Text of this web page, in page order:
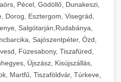
Pécel, Gödöllő, Dunakeszi,
Dorog, Esztergom, Visegrád,
Salgótarján,Rudabánya,
Sajószentpéter, Ózd,
Füzesabony, Tiszafüred,
Újszász, Kisújszállás,
Martfű, Tiszaföldvár, Túrkeve,